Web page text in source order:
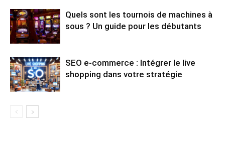
Quels sont les tournois de machines à
sous ? Un guide pour les débutants
SEO e-commerce : Intégrer le live
shopping dans votre stratégie